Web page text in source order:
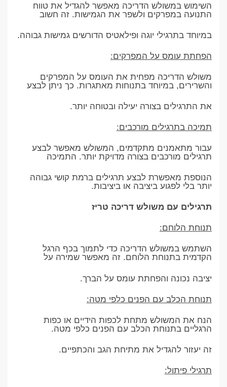
השימוש במשולש הדריכה מאפשר להגדיל את טווח
התנועה במפרקים ולשפר את הגמישות. זה חשוב
במיוחד בתרגילי יוגה ופילאטיס הדורשים גמישות גבוהה.
הפחתת עומס על המפרקים:
משולש הדריכה מפחית את העומס על המפרקים
והשרירים, במיוחד בתנוחות מאתגרות. כך ניתן לבצע
את התרגילים בצורה יעילה ובטוחה יותר.
תמיכה בתרגילים מורכבים:
עבור מתאמנים מתקדמים, המשולש מאפשר לבצע
תרגילים מורכבים בצורה מדויקת יותר. התמיכה
הנוספת מאפשרת לבצע תרגילים ברמת קושי גבוהה
יותר בלי לפגוע ביציבה או ביציבות.
תרגילים עם משולש דריכה טריז
תנוחת הלוחם:
השתמש במשולש הדריכה כדי לתמוך בכף הרגל
הקדמית בתנוחת הלוחם. זה מאפשר שמירה על
יציבה נכונה והפחתת עומס על הברך.
תנוחת הכלב עם הפנים כלפי מטה:
הנח את המשולש מתחת לכפות הידיים או כפות
הרגליים בתנוחת הכלב עם הפנים כלפי מטה.
זה יעזור להגדיל את מתיחת הגב והכתפיים.
תרגילי פיתול: